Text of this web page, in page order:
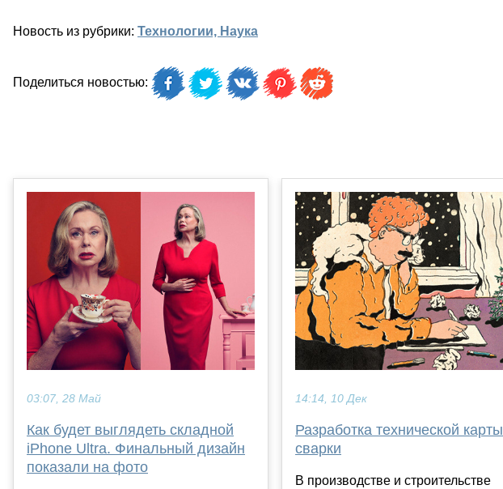
Новость из рубрики: Технологии, Наука
Поделиться новостью:
03:07, 28 Май
Как будет выглядеть складной
iPhone Ultra. Финальный дизайн
показали на фото
14:14, 10 Дек
Разработка технической карты
сварки
В производстве и строительстве